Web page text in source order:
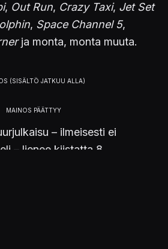
, Out Run, Crazy Taxi, Jet Set
, Space Channel 5,
ja monta, monta muuta.
– ilmeisesti ei
– lienee kiistatta 8.